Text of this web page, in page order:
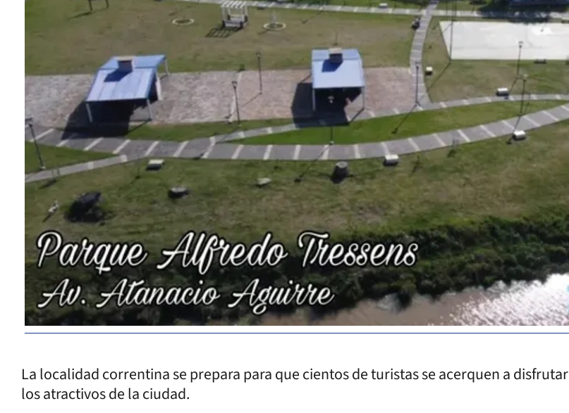
La localidad correntina se prepara para que cientos de turistas se acerquen a disfrutar
los atractivos de la ciudad.